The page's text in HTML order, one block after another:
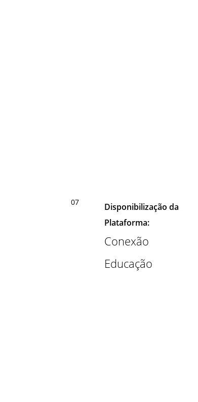
07
Disponibilização da
Plataforma:
Conexão
Educação